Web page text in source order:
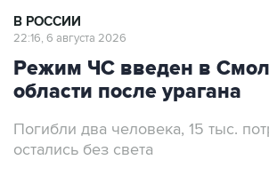
В РОССИИ
22:16, 6 августа 2026
Режим ЧС введен в
области после урагана
Погибли два человека, 15 тыс.
остались без света